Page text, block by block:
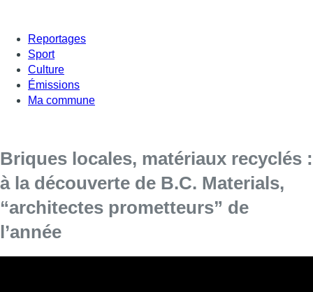
Reportages
Sport
Culture
Émissions
Ma commune
Briques locales, matériaux recyclés :
à la découverte de B.C. Materials,
“architectes prometteurs” de
l’année